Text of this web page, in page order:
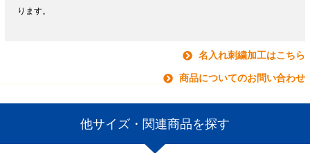
ります。
名入れ刺繍加工はこちら
商品についてのお問い合わせ
他サイズ・関連商品を探す